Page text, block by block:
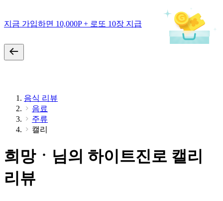
지금 가입하면 10,000P + 로또 10장 지급
음식 리뷰
음료
주류
캘리
희망ㆍ님의 하이트진로 캘리
리뷰